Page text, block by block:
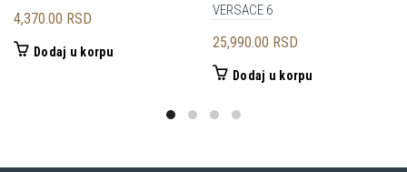
4,370.00 RSD
Dodaj u korpu
VERSACE 6
25,990.00 RSD
Dodaj u korpu